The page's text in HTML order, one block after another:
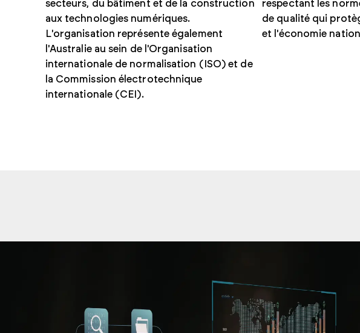
secteurs, du bâtiment et de la construction
aux technologies numériques.
L'organisation représente également
l'Australie au sein de l'Organisation
internationale de normalisation (ISO) et de
la Commission électrotechnique
internationale (CEI).
respectant les
de qualité qui
et l'économie